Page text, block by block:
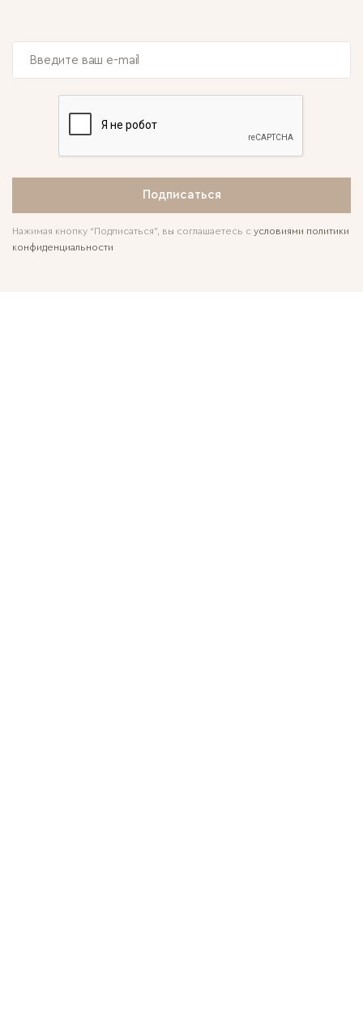
Подписаться
Нажимая кнопку “Подписаться”, вы соглашаетесь с условиями политики
конфиденциальности